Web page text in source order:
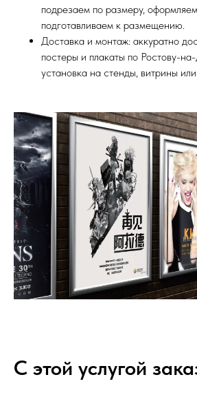
подрезаем по размеру,
подготавливаем к размещению.
Доставка и монтаж: аккуратно
постеры и плакаты по Ростову-
установка на стенды, витрины
С этой услугой